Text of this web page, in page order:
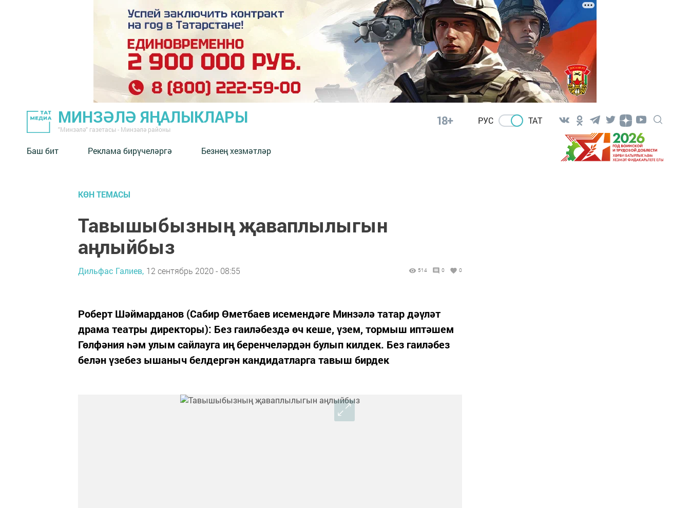
МИНЗӘЛӘ ЯҢАЛЫКЛАРЫ
"Минзәлә" газетасы - Минзәлә районы
18+ РУС ТАТ
Баш бит Реклама бирүчеләргә Безнең хезмәтләр
КӨН ТЕМАСЫ
Тавышыбызның җаваплылыгын
аңлыйбыз
Дильфас Галиев, 12 сентябрь 2020 - 08:55 514 0 0
Роберт Шәймарданов (Сабир Өметбаев исемендәге Минзәлә татар дәүләт
драма театры директоры): Без гаиләбездә өч кеше, үзем, тормыш иптәшем
Гөлфәния һәм улым сайлауга иң беренчеләрдән булып килдек. Без гаиләбез
белән үзебез ышаныч белдергән кандидатларга тавыш бирдек